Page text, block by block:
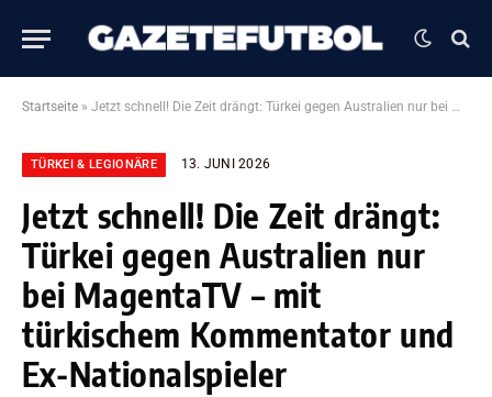
Startseite » Jetzt schnell! Die Zeit drängt: Türkei gegen Australien nur bei MagentaTV – mit türkischem Kommentator und Ex-Nationalspieler
TÜRKEI & LEGIONÄRE 13. JUNI 2026
Jetzt schnell! Die Zeit drängt:
Türkei gegen Australien nur
bei MagentaTV – mit
türkischem Kommentator und
Ex-Nationalspieler